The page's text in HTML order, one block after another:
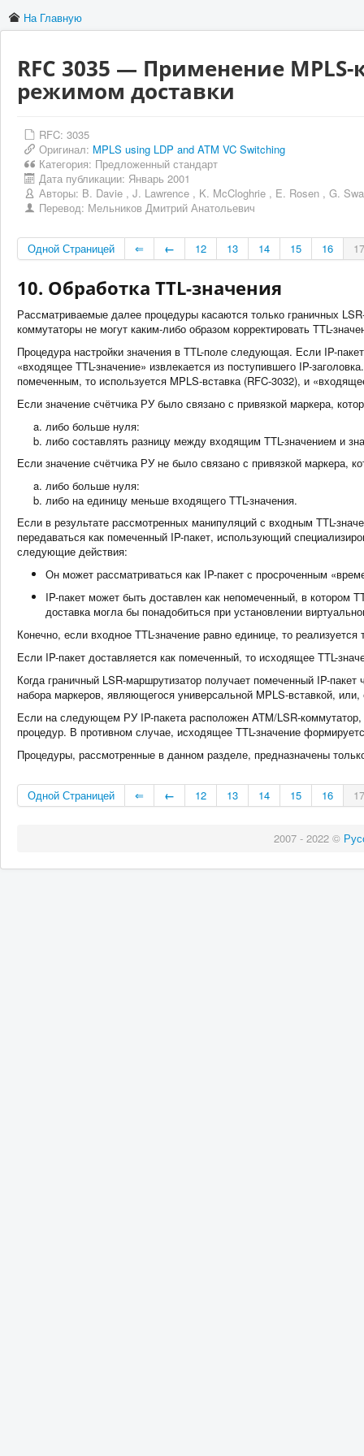
На Главную
RFC 3035 — Применение
режимом доставки
RFC: 3035
Оригинал: MPLS using LDP and ATM VC Switching
Категория: Предложенный стандарт
Дата публикации: Январь 2001
Авторы: B. Davie , J. Lawrence , K. McCloghrie , E. Rosen , G.
Перевод: Мельников Дмитрий Анатольевич
Одной Страницей ⇐ ← 12 13 14 15 16 17
10. Обработка TTL-значения
Рассматриваемые далее процедуры касаются только граничных
коммутаторы не могут каким-либо образом корректировать TTL-
Процедура настройки значения в TTL-поле следующая. Если IP-
«входящее TTL-значение» извлекается из поступившего IP-
помеченным, то используется MPLS-вставка (RFC-3032), и
Если значение счётчика РУ было связано с привязкой маркера,
либо больше нуля:
либо составлять разницу между входящим TTL-значением и
Если значение счётчика РУ не было связано с привязкой маркера,
либо больше нуля:
либо на единицу меньше входящего TTL-значения.
Если в результате рассмотренных манипуляций с входным TTL-
передаваться как помеченный IP-пакет, использующий
следующие действия:
Он может рассматриваться как IP-пакет с просроченным
IP-пакет может быть доставлен как непомеченный, в котором
доставка могла бы понадобиться при установлении
Конечно, если входное TTL-значение равно единице, то
Если IP-пакет доставляется как помеченный, то исходящее TTL-
Когда граничный LSR-маршрутизатор получает помеченный IP-
набора маркеров, являющегося универсальной MPLS-вставкой,
Если на следующем РУ IP-пакета расположен ATM/LSR-
процедур. В противном случае, исходящее TTL-значение
Процедуры, рассмотренные в данном разделе, предназначены
Одной Страницей ⇐ ← 12 13 14 15 16 17
2007 - 2022 ©